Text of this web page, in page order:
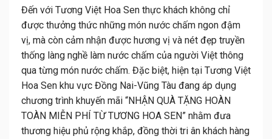
Đến với Tương Việt Hoa Sen thực khách không chỉ
được thưởng thức những món nước chấm ngon đậm
vị, mà còn cảm nhận được hương vị và nét đẹp truyền
thống làng nghề làm nước chấm của người Việt thông
qua từng món nước chấm. Đặc biệt, hiện tại Tương Việt
Hoa Sen khu vực Đồng Nai-Vũng Tàu đang áp dụng
chương trình khuyến mãi “NHẬN QUÀ TẶNG HOÀN
TOÀN MIỄN PHÍ TỪ TƯƠNG HOA SEN” nhằm đưa
thương hiệu phủ rộng khắp, đồng thời tri ân khách hàng